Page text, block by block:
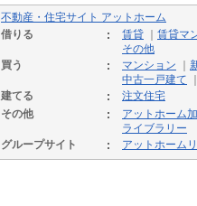
不動産・住宅サイト アットホーム
借りる
賃貸
賃貸マ
その他
買う
マンション
中古一戸建て
建てる
注文住宅
その他
アットホーム
ライブラリー
グループサイト
アットホーム